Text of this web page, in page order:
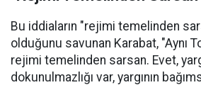
Bu iddiaların "rejimi temelinden
olduğunu savunan Karabat, "Aynı
rejimi temelinden sarsan. Evet,
dokunulmazlığı var, yargının